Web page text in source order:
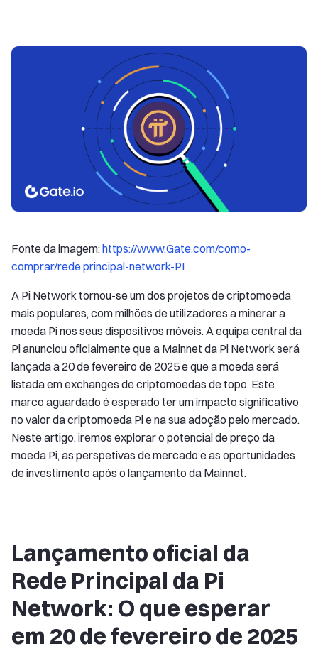
Fonte da imagem:https://www.Gate.com/como-
comprar/rede principal-network-PI
A Pi Network tornou-se um dos projetos de criptomoeda
mais populares, com milhões de utilizadores a minerar a
moeda Pi nos seus dispositivos móveis. A equipa central da
Pi anunciou oficialmente que a Mainnet da Pi Network será
lançada a 20 de fevereiro de 2025 e que a moeda será
listada em exchanges de criptomoedas de topo. Este
marco aguardado é esperado ter um impacto significativo
no valor da criptomoeda Pi e na sua adoção pelo mercado.
Neste artigo, iremos explorar o potencial de preço da
moeda Pi, as perspetivas de mercado e as oportunidades
de investimento após o lançamento da Mainnet.
Lançamento oficial da
Rede Principal da Pi
Network: O que esperar
em 20 de fevereiro de 2025